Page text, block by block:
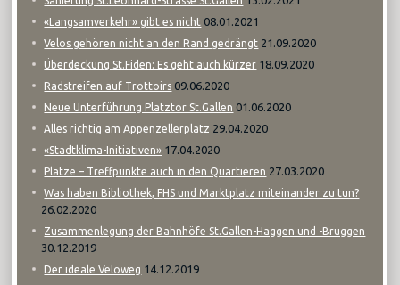
«Langsamverkehr» gibt es nicht 08.01.2021
Velos gehören nicht an den Rand gedrängt 21.09.2020
Überdeckung St.Fiden: Es geht auch kürzer 18.09.2020
Radstreifen auf Trottoirs 09.06.2020
Neue Unterführung Platztor St.Gallen 01.06.2020
Alles richtig am Appenzellerplatz 29.04.2020
«Stadtklima-Initiativen» 17.04.2020
Plätze – Treffpunkte auch in den Quartieren 27.03.2020
Was haben Bibliothek, FHS und Marktplatz miteinander zu tun?
26.02.2020
Zusammenlegung der Bahnhöfe St.Gallen-Haggen und -Bruggen
30.12.2019
Der ideale Veloweg 14.12.2019